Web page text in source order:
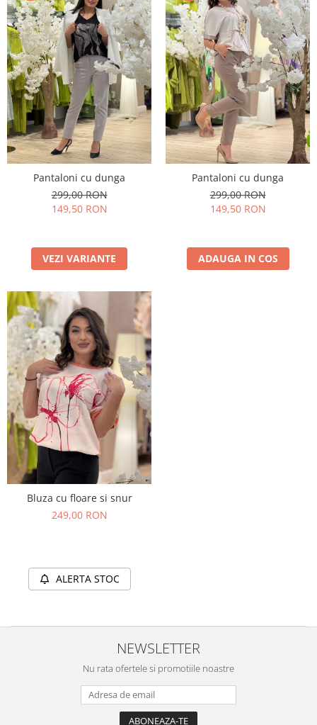
Pantaloni cu dunga
299,00 RON
149,50 RON
VEZI VARIANTE
Pantaloni cu dunga
299,00 RON
149,50 RON
ADAUGA IN COS
Bluza cu floare si snur
249,00 RON
ALERTA STOC
NEWSLETTER
Nu rata ofertele si promotiile noastre